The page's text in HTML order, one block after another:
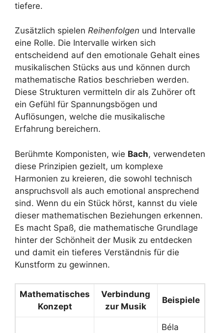
tiefere.
Zusätzlich spielen Reihenfolgen und Intervalle
eine Rolle. Die Intervalle wirken sich
entscheidend auf den emotionale Gehalt eines
musikalischen Stücks aus und können durch
mathematische Ratios beschrieben werden.
Diese Strukturen vermitteln dir als Zuhörer oft
ein Gefühl für Spannungsbögen und
Auflösungen, welche die musikalische
Erfahrung bereichern.
Berühmte Komponisten, wie Bach, verwendeten
diese Prinzipien gezielt, um komplexe
Harmonien zu kreieren, die sowohl technisch
anspruchsvoll als auch emotional ansprechend
sind. Wenn du ein Stück hörst, kannst du viele
dieser mathematischen Beziehungen erkennen.
Es macht Spaß, die mathematische Grundlage
hinter der Schönheit der Musik zu entdecken
und damit ein tieferes Verständnis für die
Kunstform zu gewinnen.
Mathematisches
Konzept
Verbindung
zur Musik
Beispiele
Béla